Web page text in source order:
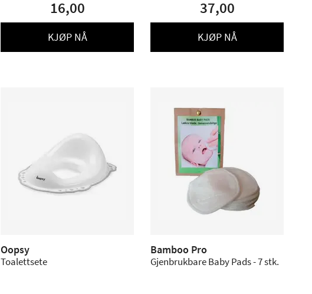
16,00
KJØP NÅ
37,00
KJØP NÅ
Oopsy
Toalettsete
Bamboo Pro
Gjenbrukbare Baby Pads - 7 stk.